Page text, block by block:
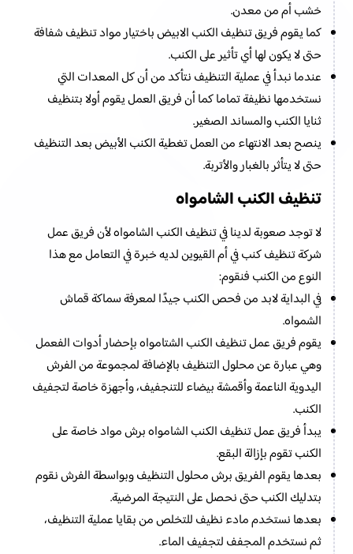
خشب أم من معدن.
كما يقوم فريق تنظيف الكنب الابيض باختيار مواد تنظيف شفافة
حتى لا يكون لها أي تأثير على الكنب.
عندما نبدأ في عملية التنظيف نتأكد من أن كل المعدات التي
نستخدمها نظيفة تماما كما أن فريق العمل يقوم أولا بتنظيف
ثنايا الكنب والمساند الصغير.
ينصح بعد الانتهاء من العمل تغطية الكنب الأبيض بعد التنظيف
حتى لا يتأثر بالغبار والأتربة.
تنظيف الكنب الشامواه
لا توجد صعوبة لدينا في تنظيف الكنب الشامواه لأن فريق عمل
شركة تنظيف كنب في أم القيوين لديه خبرة في التعامل مع هذا
النوع من الكنب فنقوم:
في البداية لابد من فحص الكنب جيدًا لمعرفة سماكة قماش
الشمواه.
يقوم فريق عمل تنظيف الكنب الشتامواه بإحضار أدوات الفعمل
وهي عبارة عن محلول التنظيف بالإضافة لمجموعة من الفرش
اليدوية الناعمة وأقمشة بيضاء للتنجفيف، وأجهزة خاصة لتجفيف
الكنب.
يبدأ فريق عمل تنظيف الكنب الشامواه برش مواد خاصة على
الكنب تقوم بإزالة البقع.
بعدها يقوم الفريق برش محلول التنظيف وبواسطة الفرش نقوم
بتدليك الكنب حتى نحصل على النتيجة المرضية.
بعدها نستخدم مادء نظيف للتخلص من بقايا عملية التنظيف،
ثم نستخدم المجفف لتجفيف الماء.